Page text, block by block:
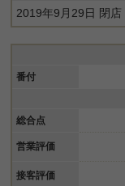
2019年9月29日 閉店
番付
総合点
営業評価
接客評価